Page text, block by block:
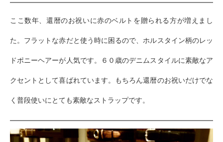
ここ数年、還暦のお祝いに赤のベルトを贈られる方が増えまし
た。フラットな赤だと使う時に困るので、ホルスタイン柄のレッ
ドポニーヘアーが人気です。６０歳のデニムスタイルに素敵なア
クセントとして喜ばれています。もちろん還暦のお祝いだけでな
く普段使いにとても素敵なストラップです。